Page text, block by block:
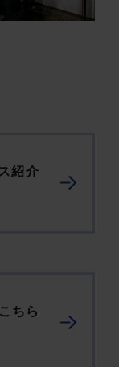
紹介
ちら